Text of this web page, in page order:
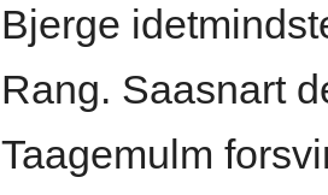
Bjerge
Rang. Saasnart
Taagemulm